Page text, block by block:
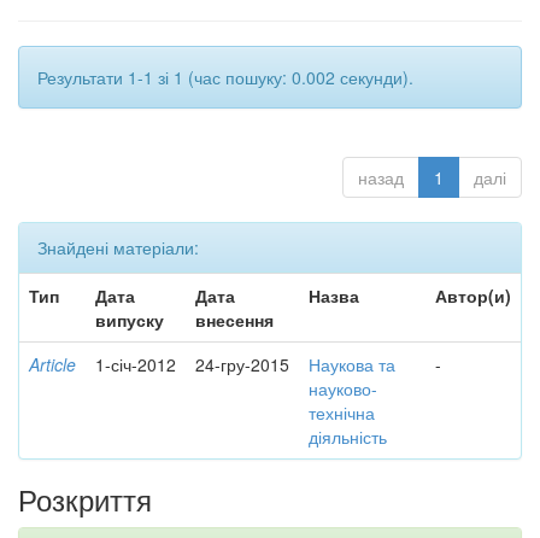
Результати 1-1 зі 1 (час пошуку: 0.002 секунди).
назад 1 далі
Знайдені матеріали:
Тип
Дата
випуску
Дата
внесення
Назва Автор(и)
Article 1-січ-2012 24-гру-2015
Наукова та
науково-
технічна
діяльність
-
Розкриття